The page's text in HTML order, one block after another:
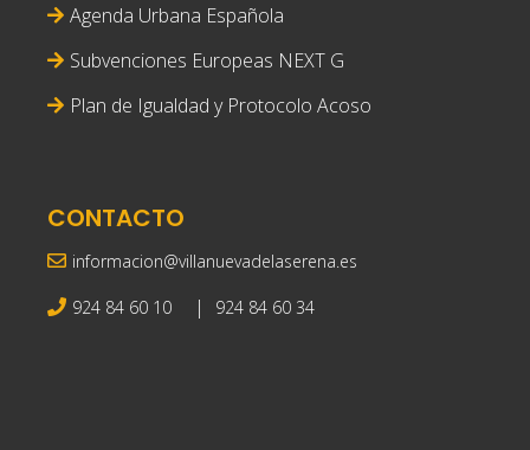
Agenda Urbana Española
Subvenciones Europeas NEXT G
Plan de Igualdad y Protocolo Acoso
CONTACTO
informacion@villanuevadelaserena.es
924 84 60 10 | 924 84 60 34